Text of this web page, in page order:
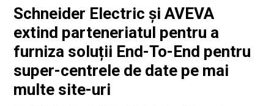
Schneider Electric și AVEVA
extind parteneriatul pentru a
furniza soluții End-To-End pentru
super-centrele de date pe mai
multe site-uri